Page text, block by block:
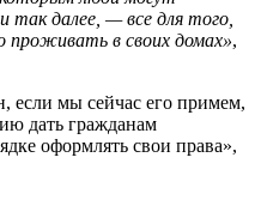
так далее, — все для того,
проживать в своих домах»,
если мы сейчас его примем,
дать гражданам
оформлять свои права»,